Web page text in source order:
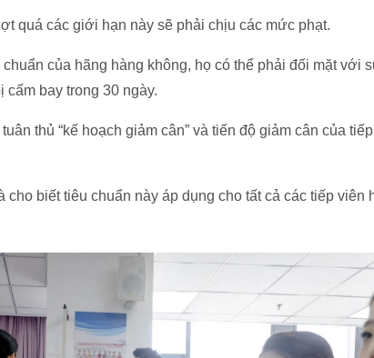
quá các giới hạn này sẽ phải chịu các mức phạt.
của hãng hàng không, họ có thể phải đối mặt với
cấm bay trong 30 ngày.
thủ “kế hoạch giảm cân” và tiến độ giảm cân của
biết tiêu chuẩn này áp dụng cho tất cả các tiếp viên